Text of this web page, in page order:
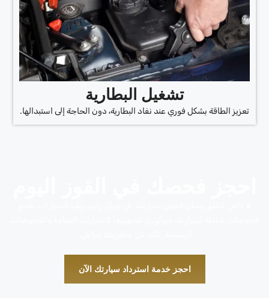
تشغيل البطارية
تعزيز الطاقة بشكل فوري عند نفاد البطارية، دون الحاجة إلى استبدالها.
احجز خدمة استرداد سيارتك الآن